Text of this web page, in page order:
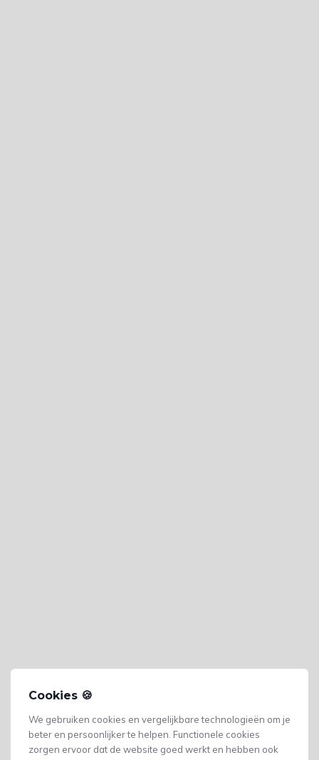
Cookies 🍪
We gebruiken cookies en vergelijkbare technologieën om je
beter en persoonlijker te helpen. Functionele cookies
zorgen ervoor dat de website goed werkt en hebben ook